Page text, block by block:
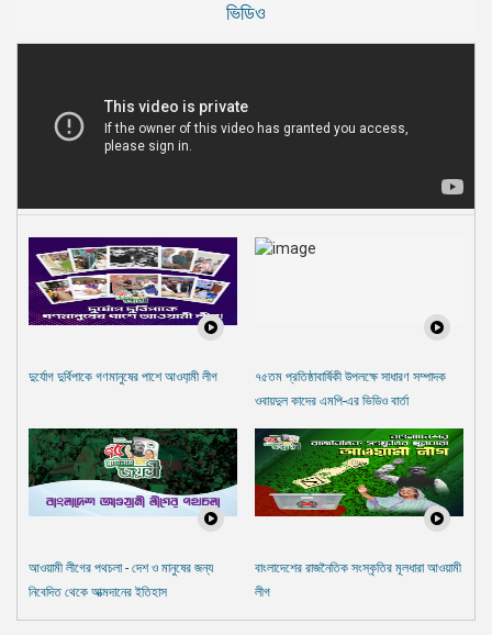
ভিডিও
দুর্যোগ দুর্বিপাকে গণমানুষের পাশে আওযা়মী লীগ
৭৫তম প্রতিষ্ঠাবার্ষিকী উপলক্ষে সাধারণ সম্পাদক
ওবায়দুল কাদের এমপি-এর ভিডিও বার্তা
আওয়ামী লীগের পথচলা - দেশ ও মানুষের জন্য
নিবেদিত থেকে আত্মদানের ইতিহাস
বাংলাদেশের রাজনৈতিক সংস্কৃতির মূলধারা আওয়ামী
লীগ